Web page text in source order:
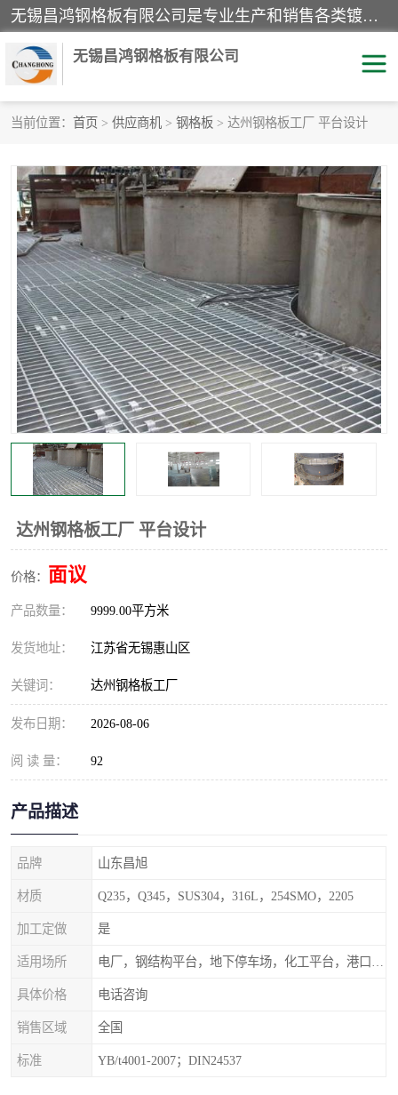
无锡昌鸿钢格板有限公司是专业生产和销售各类镀锌钢格板、镀锌钢格栅、不锈钢钢格及其相关产品的现代化企业。公司产品广泛运用于石油、化工、港口、电力、运输、造纸、医药、钢铁、食品、市政、房地产、制造业等各个领域。
无锡昌鸿钢格板有限公司
当前位置： 首页 > 供应商机 > 钢格板 > 达州钢格板工厂 平台设计
达州钢格板工厂 平台设计
价格： 面议
产品数量： 9999.00平方米
发货地址： 江苏省无锡惠山区
关键词： 达州钢格板工厂
发布日期： 2026-08-06
阅 读 量： 92
产品描述
品牌 山东昌旭
材质 Q235，Q345，SUS304，316L，254SMO，2205
加工定做 是
适用场所
具体价格 电话咨询
销售区域 全国
标准 YB/t4001-2007；DIN24537
踏步板 水沟盖板
栏杆
齿形钢格板 钢格板
热镀锌钢格板 复合钢格板
钢格栅踏步板 插接钢格板
整流格栅